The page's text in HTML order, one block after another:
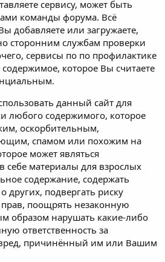
сервису, может быть
команды форума. Всё
добавляете или загружаете,
сторонним службам проверки
сервисы по по профилактике
которое Вы считаете
данный сайт для
любого содержимого, которое
оскорбительным,
спамом или похожим на
может являться
себе материалы для взрослых
содержание, содержать
подвергать риску
поощрять незаконную
образом нарушать какие-либо
ответственность за
причинённый им или Вашим